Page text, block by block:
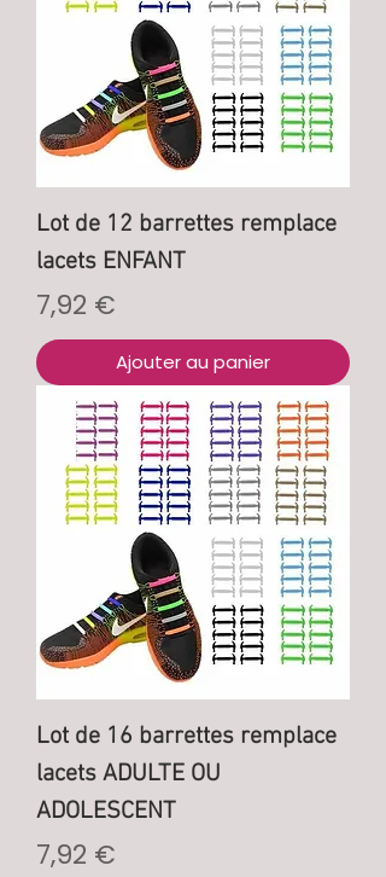
Lot de 12 barrettes remplace
lacets ENFANT
Prix
7,92 €
Ajouter au panier
Lot de 16 barrettes remplace
lacets ADULTE OU
ADOLESCENT
Prix
7,92 €